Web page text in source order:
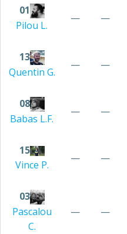
01
Pilou L.
— —
13
Quentin G.
— —
08
Babas L.F.
— —
15
Vince P.
— —
03
Pascalou
C.
— —